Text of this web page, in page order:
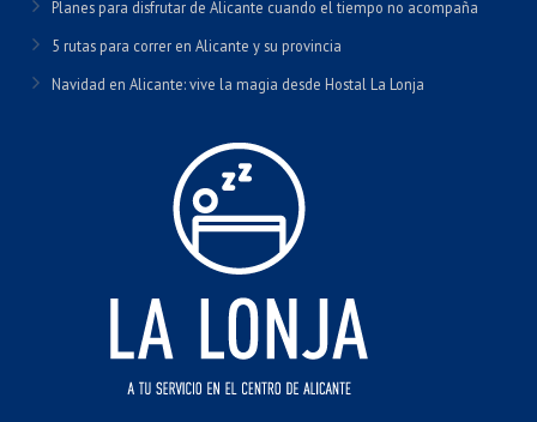
Planes para disfrutar de Alicante cuando el tiempo no acompaña
5 rutas para correr en Alicante y su provincia
Navidad en Alicante: vive la magia desde Hostal La Lonja